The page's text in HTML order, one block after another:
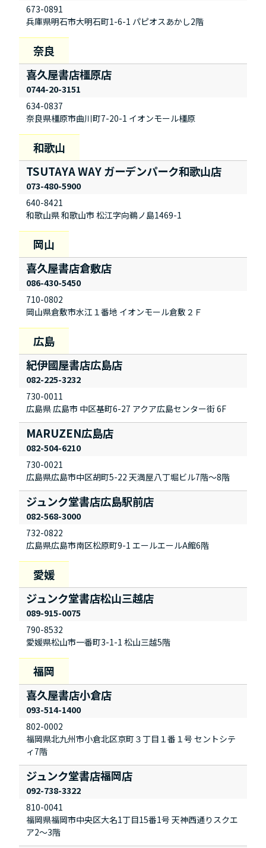
673-0891
兵庫県明石市大明石町1-6-1 パピオスあかし2階
喜久屋書店橿原店
634-0837
奈良県橿原市曲川町7-20-1 イオンモール橿原
0744-20-3151
TSUTAYA WAY ガーデンパーク和歌山店
640-8421
和歌山県 和歌山市 松江字向鵜ノ島1469-1
073-480-5900
喜久屋書店倉敷店
710-0802
岡山県倉敷市水江１番地 イオンモール倉敷２Ｆ
086-430-5450
紀伊國屋書店広島店
730-0011
広島県 広島市 中区基町6-27 アクア広島センター街 6F
082-225-3232
MARUZEN広島店
730-0021
広島県広島市中区胡町5-22 天満屋八丁堀ビル7階～8階
082-504-6210
ジュンク堂書店広島駅前店
732-0822
広島県広島市南区松原町9-1 エールエールA館6階
082-568-3000
ジュンク堂書店松山三越店
790-8532
愛媛県松山市一番町3-1-1 松山三越5階
089-915-0075
喜久屋書店小倉店
802-0002
福岡県北九州市小倉北区京町３丁目１番１号 セントシテ
ィ7階
093-514-1400
ジュンク堂書店福岡店
810-0041
福岡県福岡市中央区大名1丁目15番1号 天神西通りスクエ
ア2～3階
092-738-3322